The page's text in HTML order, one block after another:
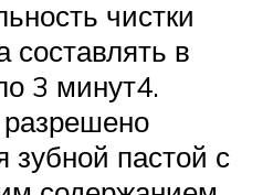
чистки
составлять в
3 минут4.
зубной пастой с